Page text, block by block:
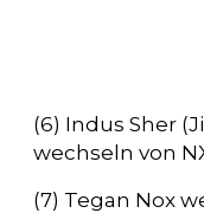
(6) Indus Sher
wechseln von
(7) Tegan Nox